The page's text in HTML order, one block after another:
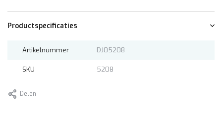
Productspecificaties
Artikelnummer DJ05208
SKU 5208
Delen